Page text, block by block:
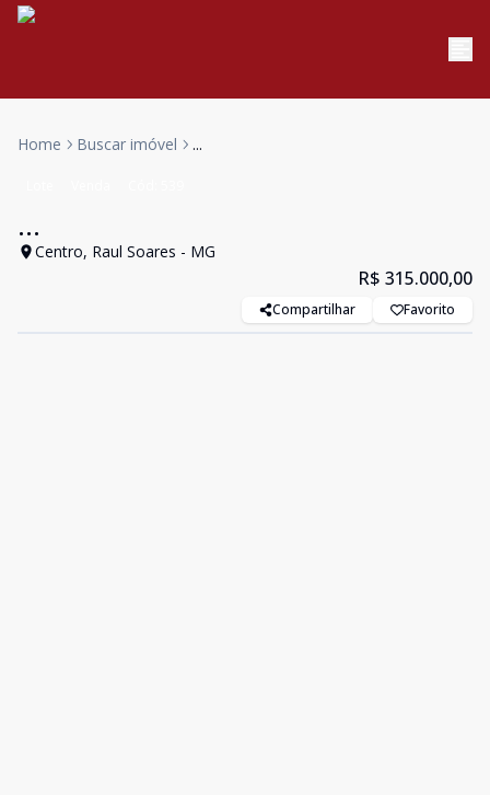
Home Buscar imóvel ...
...
Centro, Raul Soares - MG
R$ 315.000,00
Compartilhar Favorito